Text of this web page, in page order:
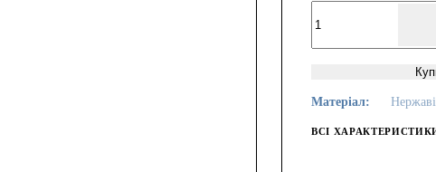
Матеріал:
ВСІ